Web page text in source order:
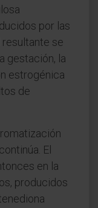
por las
se
gestación, la
estrogénica
de
El
en la
producidos